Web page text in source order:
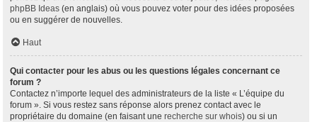
phpBB Ideas (en anglais) où vous pouvez voter pour des idées proposées
ou en suggérer de nouvelles.
Haut
Qui contacter pour les abus ou les questions légales concernant ce
forum ?
Contactez n’importe lequel des administrateurs de la liste « L’équipe du
forum ». Si vous restez sans réponse alors prenez contact avec le
propriétaire du domaine (en faisant une recherche sur whois) ou si un